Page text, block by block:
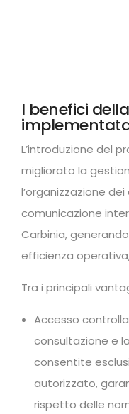
I benefici
L’introduzione del
migliorato la
l’organizzazione
comunicazione
Carbinia,
efficienza
Tra i principali
Accesso
consultazione e
consentite
autorizzato,
rispetto delle